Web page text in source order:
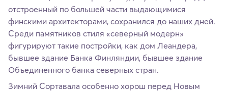
отстроенный по большей части выдающимися
финскими архитекторами, сохранился до наших дней.
Среди памятников стиля «северный модерн»
фигурируют такие постройки, как дом Леандера,
бывшее здание Банка Финляндии, бывшее здание
Объединенного банка северных стран.
Зимний Сортавала особенно хорош перед Новым